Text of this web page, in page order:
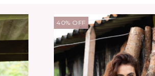
40% OFF